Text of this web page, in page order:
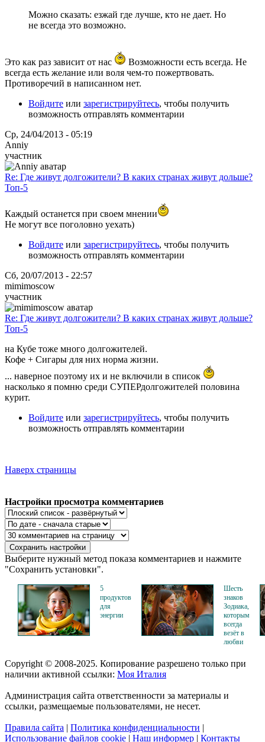
Можно сказать: езжай где лучше, кто не дает. Но
не всегда это возможно.
Это как раз зависит от нас
Возможности есть всегда. Не
всегда есть желание или воля чем-то пожертвовать.
Противоречий в написанном нет.
Войдите или зарегистрируйтесь, чтобы получить
возможность отправлять комментарии
Ср, 24/04/2013 - 05:19
Anniy
участник
Re: Где живут долгожители? В каких странах живут дольше?
Топ-5
Каждый останется при своем мнении
Не могут все поголовно уехать)
Войдите или зарегистрируйтесь, чтобы получить
возможность отправлять комментарии
Сб, 20/07/2013 - 22:57
mimimoscow
участник
Re: Где живут долгожители? В каких странах живут дольше?
Топ-5
на Кубе тоже много долгожителей.
Кофе + Сигары для них норма жизни.
... наверное поэтому их и не включили в список
насколько я помню среди СУПЕРдолгожителей половина
курит.
Войдите или зарегистрируйтесь, чтобы получить
возможность отправлять комментарии
Наверх страницы
Настройки просмотра комментариев
Выберите нужный метод показа комментариев и нажмите
"Сохранить установки".
5
продуктов
для
энергии
Шесть
знаков
Зодиака,
которым
всегда
везёт в
любви
Copyright © 2008-2025. Копирование разрешено только при
наличии активной ссылки: Моя Италия
Администрация сайта ответственности за материалы и
ссылки, размещаемые пользователями, не несет.
Правила сайта | Политика конфиденциальности |
Использование файлов cookie | Наш информер | Контакты